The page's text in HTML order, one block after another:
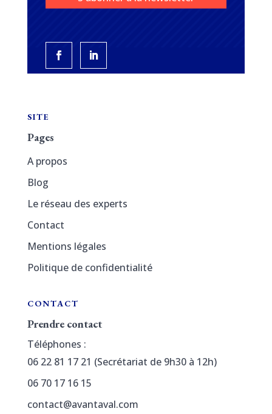
SITE
Pages
A propos
Blog
Le réseau des experts
Contact
Mentions légales
Politique de confidentialité
CONTACT
Prendre contact
Téléphones :
06 22 81 17 21 (Secrétariat de 9h30 à 12h)
06 70 17 16 15
contact@avantaval.com